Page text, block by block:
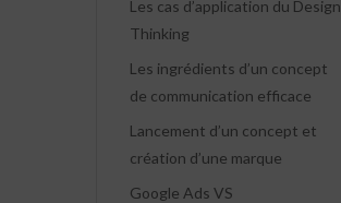
Les cas d’application du Design
Thinking
Les ingrédients d’un concept
de communication efficace
Lancement d’un concept et
création d’une marque
Google Ads VS